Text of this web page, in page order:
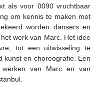
als voor 0090 vruchtbaar
om kennis te maken met
worden dansers en
werk van Marc. Het idee
tot een uitwisseling te
kunst en choreografie. Een
van Marc en van